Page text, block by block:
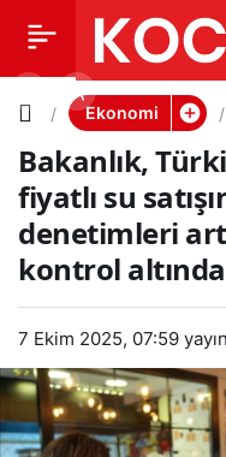
Ekonomi
Bakanlık,
fiyatlı su
denetimleri
kontrol
7 Ekim 2025, 07:59
Bakanlık,
Türkiye
genelind
e fahiş
satışına
yönelik